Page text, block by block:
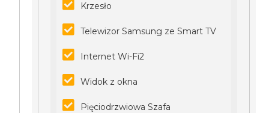
Krzesło
Telewizor Samsung ze Smart TV
Internet Wi-Fi2
Widok z okna
Pięciodrzwiowa Szafa